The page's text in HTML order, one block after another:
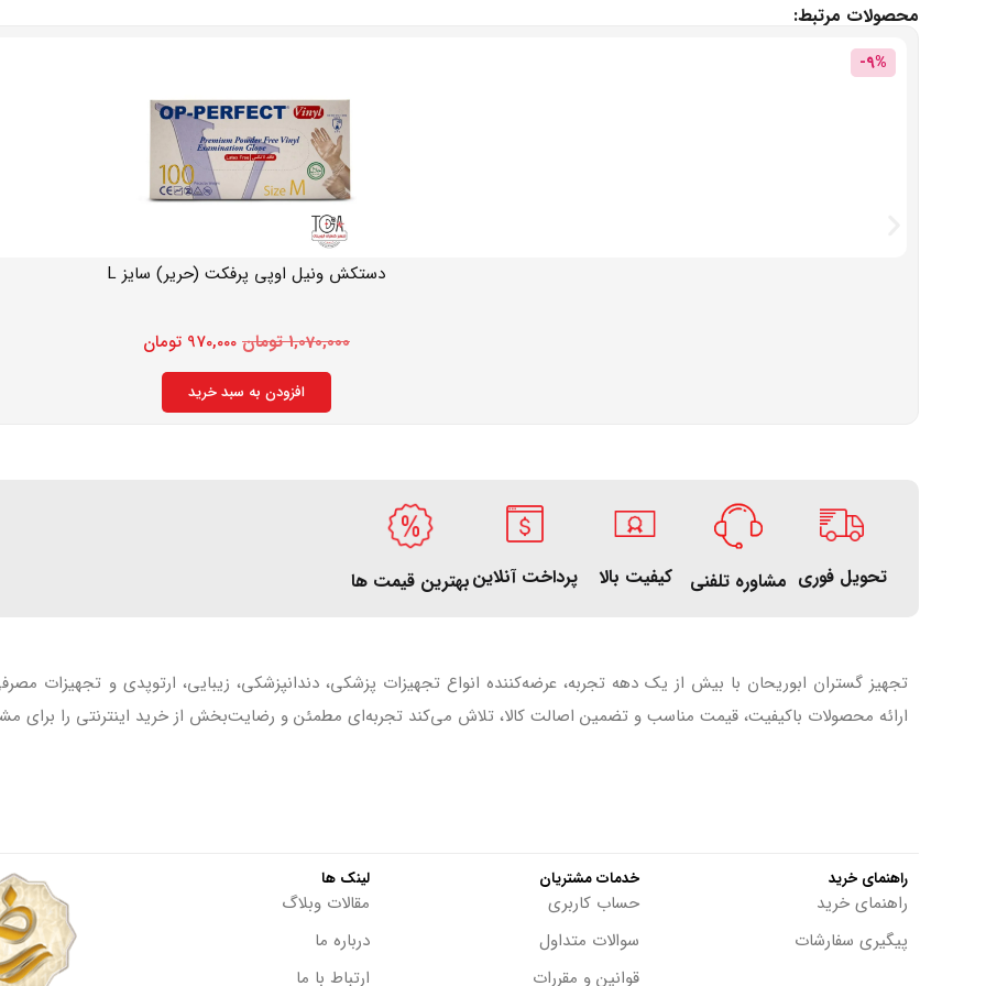
محصولات مرتبط:
-9%
دستکش ونیل اوپی پرفکت (حریر) سایز L
1,070,000 تومان 970,000 تومان
افزودن به سبد خرید
تحویل فوری مشاوره تلفنی کیفیت بالا پرداخت آنلاینبهترین قیمت ها
تجهیز گستران ابوریحان با بیش از یک دهه تجربه، عرضه‌کننده انواع تجهیزات پزشکی، دندانپزشکی، زیبایی، ارتوپدی و تجهیزات
ارائه محصولات باکیفیت، قیمت مناسب و تضمین اصالت کالا، تلاش می‌کند تجربه‌ای مطمئن و رضایت‌بخش از خرید اینترنتی را برای
راهنمای خرید
راهنمای خرید
پیگیری سفارشات
خدمات مشتریان
حساب کاربری
سوالات متداول
قوانین و مقررات
لینک ها
مقالات وبلاگ
درباره ما
ارتباط با ما